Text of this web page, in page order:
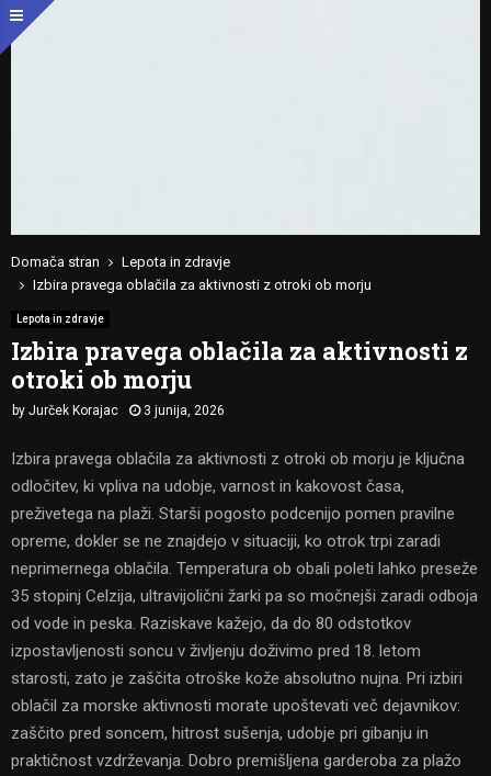
Domača stran
Lepota in zdravje
Izbira pravega oblačila za aktivnosti z otroki ob morju
Lepota in zdravje
Izbira pravega oblačila za aktivnosti z
otroki ob morju
by Jurček Korajac 3 junija, 2026
Izbira pravega oblačila za aktivnosti z otroki ob morju je ključna
odločitev, ki vpliva na udobje, varnost in kakovost časa,
preživetega na plaži. Starši pogosto podcenijo pomen pravilne
opreme, dokler se ne znajdejo v situaciji, ko otrok trpi zaradi
neprimernega oblačila. Temperatura ob obali poleti lahko preseže
35 stopinj Celzija, ultravijolični žarki pa so močnejši zaradi odboja
od vode in peska. Raziskave kažejo, da do 80 odstotkov
izpostavljenosti soncu v življenju doživimo pred 18. letom
starosti, zato je zaščita otroške kože absolutno nujna. Pri izbiri
oblačil za morske aktivnosti morate upoštevati več dejavnikov:
zaščito pred soncem, hitrost sušenja, udobje pri gibanju in
praktičnost vzdrževanja. Dobro premišljena garderoba za plažo